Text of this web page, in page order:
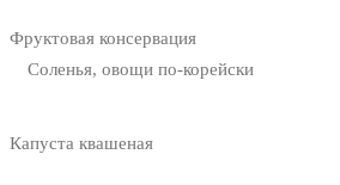
Фруктовая консервация
Соленья, овощи по-корейски
Капуста квашеная